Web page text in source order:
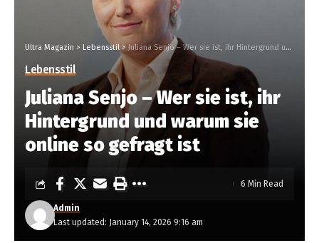
Ultra Magazin > Lebensstil>Juliana Senjo – Wer sie ist, ihr Hintergrund und warum sie online so gefragt ist
Lebensstil
Juliana Senjo – Wer sie ist, ihr
Hintergrund und warum sie
online so gefragt ist
Last updated: January 14, 2026 9:16 am
Admin
6 Min Read